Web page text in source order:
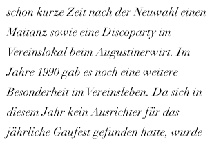
schon kurze Zeit nach der Neuwahl einen
Maitanz sowie eine Discoparty im
Vereinslokal beim Augustinerwirt. Im
Jahre 1990 gab es noch eine weitere
Besonderheit im Vereinsleben. Da sich in
diesem Jahr kein Ausrichter für das
jährliche Gaufest gefunden hatte, wurde